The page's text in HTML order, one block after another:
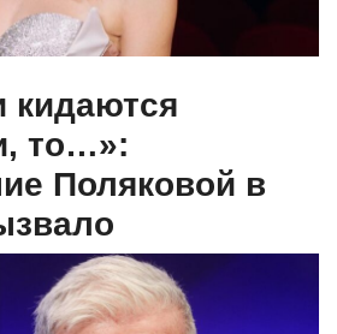
кидаются
то…»:
Поляковой в